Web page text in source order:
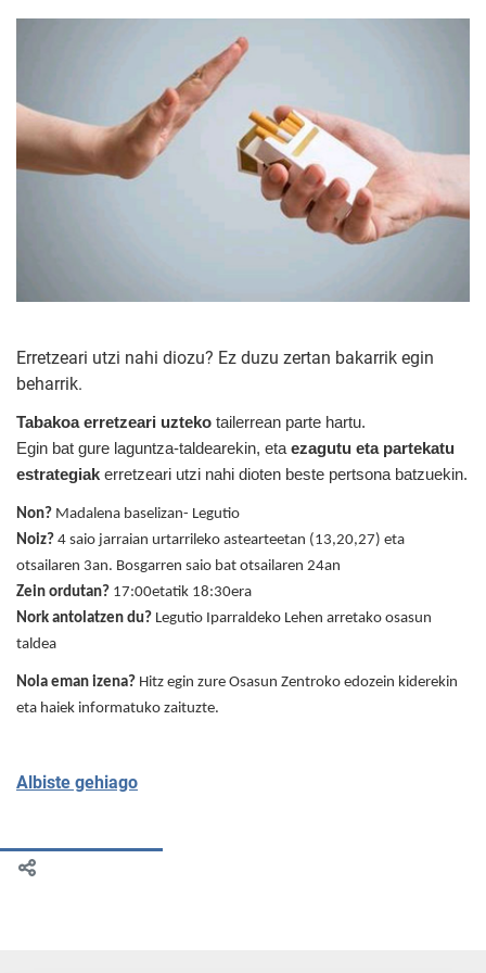
Erretzeari utzi nahi diozu? Ez duzu zertan bakarrik egin
beharrik.
Tabakoa erretzeari uzteko tailerrean parte hartu.
Egin bat gure laguntza-taldearekin, eta ezagutu eta partekatu
estrategiak erretzeari utzi nahi dioten beste pertsona batzuekin.
Non? Madalena baselizan- Legutio
Noiz? 4 saio jarraian urtarrileko astearteetan (13,20,27) eta
otsailaren 3an. Bosgarren saio bat otsailaren 24an
Zein ordutan? 17:00etatik 18:30era
Nork antolatzen du? Legutio Iparraldeko Lehen arretako osasun
taldea
Nola eman izena? Hitz egin zure Osasun Zentroko edozein kiderekin
eta haiek informatuko zaituzte.
Albiste gehiago